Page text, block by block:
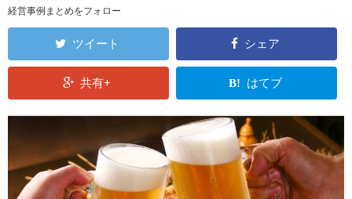
経営事例まとめをフォロー
ツイート シェア
共有+ はてブ